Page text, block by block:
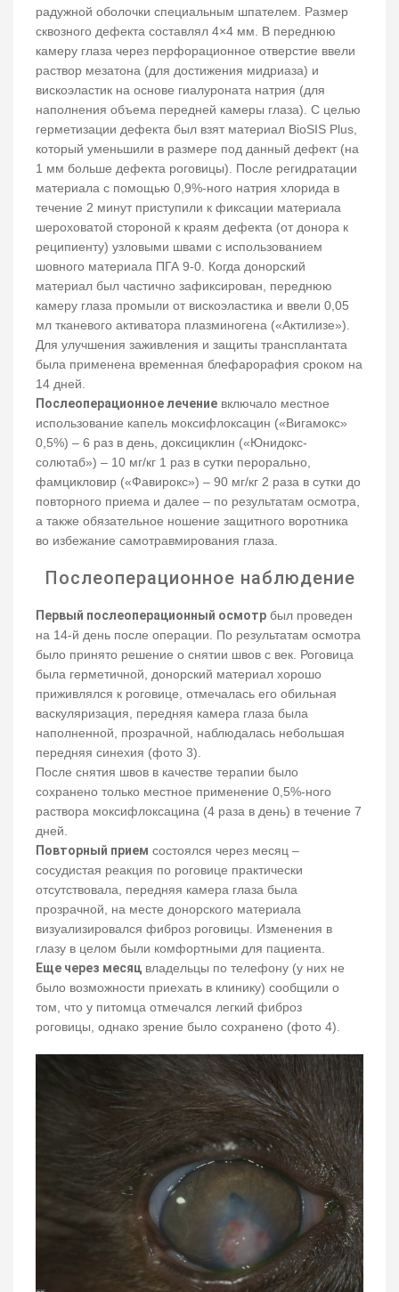
радужной оболочки специальным шпателем. Размер
сквозного дефекта составлял 4×4 мм. В переднюю
камеру глаза через перфорационное отверстие ввели
раствор мезатона (для достижения мидриаза) и
вискоэластик на основе гиалуроната натрия (для
наполнения объема передней камеры глаза). С целью
герметизации дефекта был взят материал BioSIS Plus,
который уменьшили в размере под данный дефект (на
1 мм больше дефекта роговицы). После регидратации
материала с помощью 0,9%-ного натрия хлорида в
течение 2 минут приступили к фиксации материала
шероховатой стороной к краям дефекта (от донора к
реципиенту) узловыми швами с использованием
шовного материала ПГА 9-0. Когда донорский
материал был частично зафиксирован, переднюю
камеру глаза промыли от вискоэластика и ввели 0,05
мл тканевого активатора плазминогена («Актилизе»).
Для улучшения заживления и защиты трансплантата
была применена временная блефарорафия сроком на
14 дней.
Послеоперационное лечение включало местное
использование капель моксифлоксацин («Вигамокс»
0,5%) – 6 раз в день, доксициклин («Юнидокс-
солютаб») – 10 мг/кг 1 раз в сутки перорально,
фамцикловир («Фавирокс») – 90 мг/кг 2 раза в сутки до
повторного приема и далее – по результатам осмотра,
а также обязательное ношение защитного воротника
во избежание самотравмирования глаза.
Послеоперационное наблюдение
Первый послеоперационный осмотр был проведен
на 14-й день после операции. По результатам осмотра
было принято решение о снятии швов с век. Роговица
была герметичной, донорский материал хорошо
приживлялся к роговице, отмечалась его обильная
васкуляризация, передняя камера глаза была
наполненной, прозрачной, наблюдалась небольшая
передняя синехия (фото 3).
После снятия швов в качестве терапии было
сохранено только местное применение 0,5%-ного
раствора моксифлоксацина (4 раза в день) в течение 7
дней.
Повторный прием состоялся через месяц –
сосудистая реакция по роговице практически
отсутствовала, передняя камера глаза была
прозрачной, на месте донорского материала
визуализировался фиброз роговицы. Изменения в
глазу в целом были комфортными для пациента.
Еще через месяц владельцы по телефону (у них не
было возможности приехать в клинику) сообщили о
том, что у питомца отмечался легкий фиброз
роговицы, однако зрение было сохранено (фото 4).